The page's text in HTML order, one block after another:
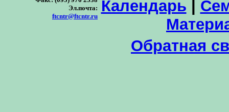
Эл.почта:
ftcntr@ftcntr.ru
Календарь
Обратная